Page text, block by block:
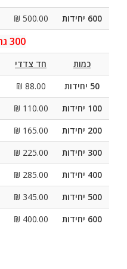
600 יחידות
500.00 ₪
300 גרם 10X20
כמות חד צדדי
50 יחידות
88.00 ₪
100 יחידות
110.00 ₪
200 יחידות
165.00 ₪
300 יחידות
225.00 ₪
400 יחידות
285.00 ₪
500 יחידות
345.00 ₪
600 יחידות
400.00 ₪